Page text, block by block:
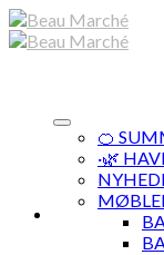
Skip
to
🍊
·🌿